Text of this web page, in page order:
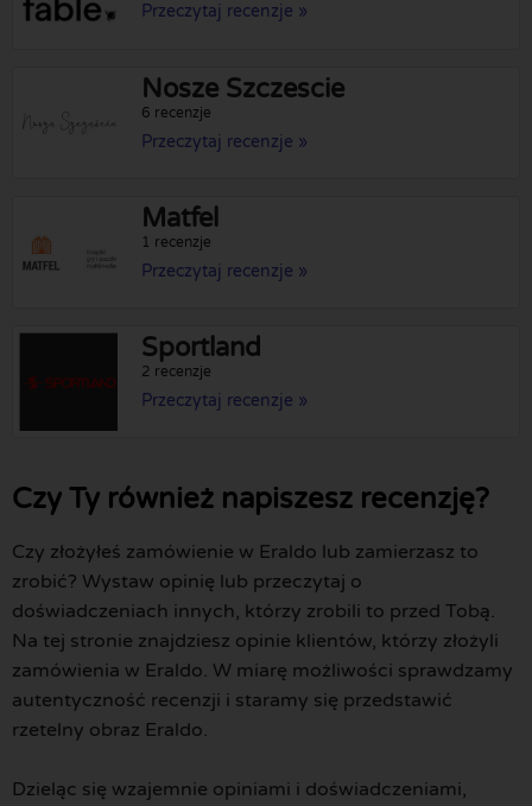
Przeczytaj recenzje »
Nosze Szczescie
6 recenzje
Przeczytaj recenzje »
Matfel
1 recenzje
Przeczytaj recenzje »
Sportland
2 recenzje
Przeczytaj recenzje »
Czy Ty również napiszesz recenzję?
Czy złożyłeś zamówienie w Eraldo lub zamierzasz to
zrobić? Wystaw opinię lub przeczytaj o
doświadczeniach innych, którzy zrobili to przed Tobą.
Na tej stronie znajdziesz opinie klientów, którzy złożyli
zamówienia w Eraldo. W miarę możliwości sprawdzamy
autentyczność recenzji i staramy się przedstawić
rzetelny obraz Eraldo.
Dzieląc się wzajemnie opiniami i doświadczeniami,